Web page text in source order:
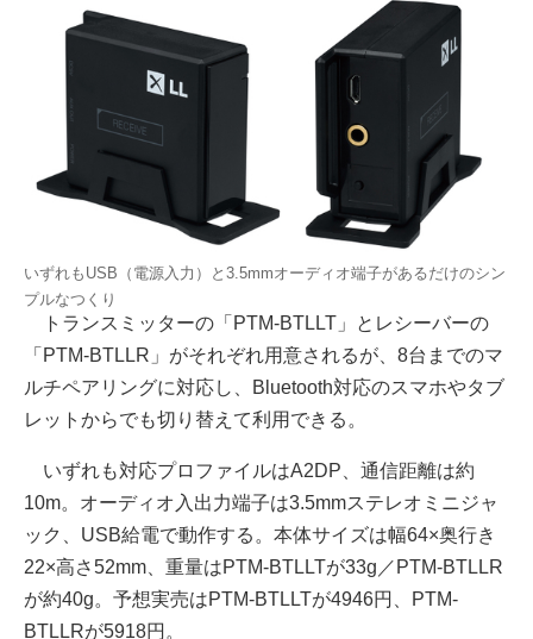
いずれもUSB（電源入力）と3.5mmオーディオ端子があるだけのシン
プルなつくり
トランスミッターの「PTM-BTLLT」とレシーバーの
「PTM-BTLLR」がそれぞれ用意されるが、8台までのマ
ルチペアリングに対応し、Bluetooth対応のスマホやタブ
レットからでも切り替えて利用できる。
いずれも対応プロファイルはA2DP、通信距離は約
10m。オーディオ入出力端子は3.5mmステレオミニジャ
ック、USB給電で動作する。本体サイズは幅64×奥行き
22×高さ52mm、重量はPTM-BTLLTが33g／PTM-BTLLR
が約40g。予想実売はPTM-BTLLTが4946円、PTM-
BTLLRが5918円。